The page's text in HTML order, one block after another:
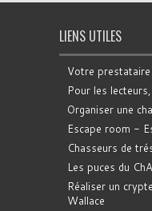
LIENS UTILES
Votre
Pour les
Organiser une
Escape room -
Chasseurs de
Les puces du
Réaliser un
Wallace